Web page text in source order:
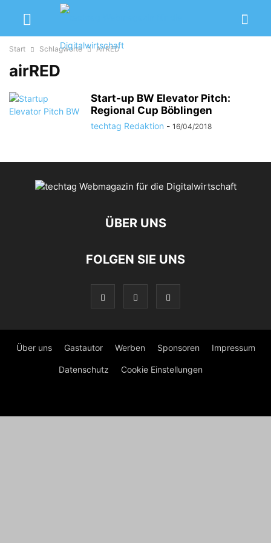
Start Schlagworte AirRED
airRED
Start-up BW Elevator Pitch:
Regional Cup Böblingen
techtag Redaktion - 16/04/2018
ÜBER UNS
FOLGEN SIE UNS
Über uns Gastautor Werben Sponsoren Impressum
Datenschutz Cookie Einstellungen